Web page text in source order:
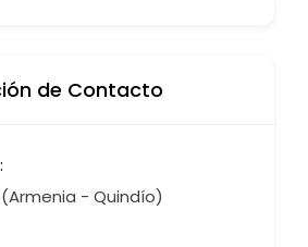
de Contacto
- Quindío)